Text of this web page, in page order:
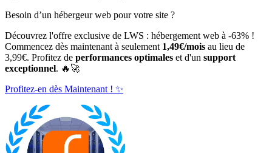
Besoin d’un hébergeur web pour votre site ?
Découvrez l'offre exclusive de LWS : hébergement web à -63% !
Commencez dès maintenant à seulement 1,49€/mois au lieu de
3,99€. Profitez de performances optimales et d'un support
exceptionnel. 🔥🚀
Profitez-en dès Maintenant ! ✨